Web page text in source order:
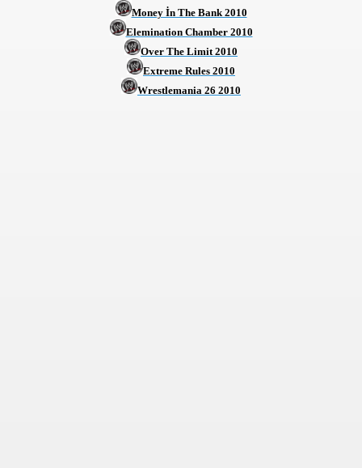
Money İn The Bank 2010
Elemination Chamber 2010
Over The Limit 2010
Extreme Rules 2010
Wrestlemania 26 2010